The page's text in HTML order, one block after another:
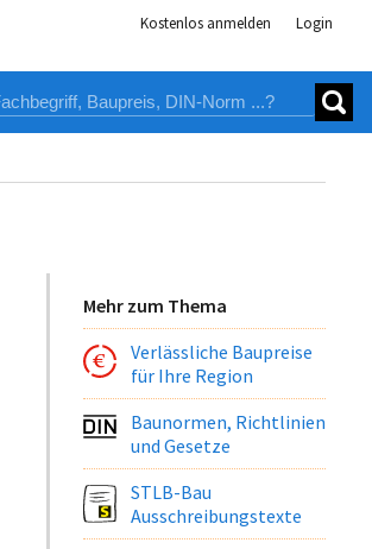
Kostenlos anmelden Login
Mehr zum Thema
Verlässliche Baupreise
für Ihre Region
Baunormen, Richtlinien
und Gesetze
STLB-Bau
Ausschreibungstexte